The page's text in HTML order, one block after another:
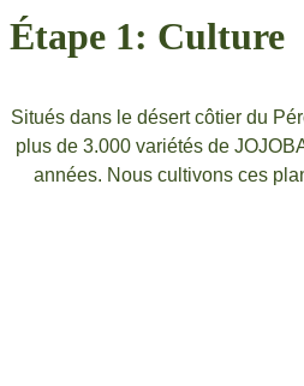
Étape 1: Culture
Situés dans le désert côtier du
plus de 3.000 variétés de
années. Nous cultivons ces